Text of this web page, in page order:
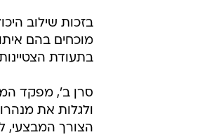
בזכות שילוב
מוכחים בהם
בתעודת
סרן ב', מפקד
ולגלות את
הצורך המבצעי,